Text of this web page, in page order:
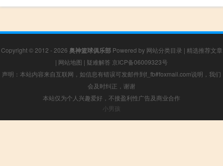
Copyright © 2012 - 2026 奥神篮球俱乐部Powered by 网站分类目录 | 精选推荐文章
| 网站地图 | 疑难解答 京ICP备06009323号
声明：本站内容来自互联网，如信息有错误可发邮件到f_fb#foxmail.com说明，我们
会及时纠正，谢谢
本站仅为个人兴趣爱好，不接盈利性广告及商业合作
小男孩